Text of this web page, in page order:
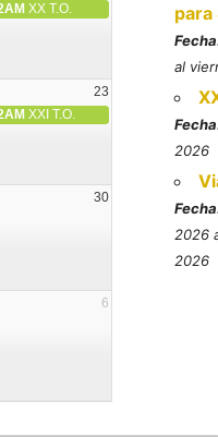
María
XX T.O.
23
XXI T.O.
30
6
para
al
2026
2026
2026